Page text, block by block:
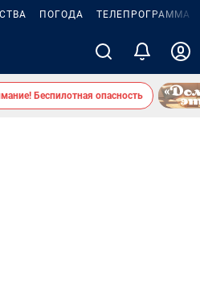
ПОГОДА ТЕЛЕПРОГРАММА
Беспилотная опасность